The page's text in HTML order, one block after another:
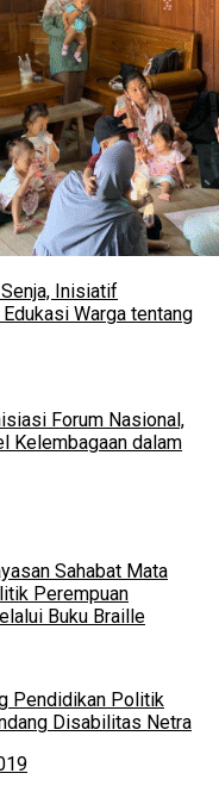
Inisiatif
Warga tentang
Forum Nasional,
Kelembagaan dalam
Sahabat Mata
Perempuan
Buku Braille
Pendidikan Politik
Disabilitas Netra